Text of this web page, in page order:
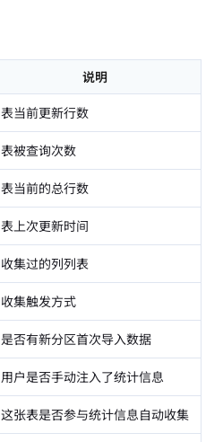
说明
表当前更新行数
表被查询次数
表当前的总行数
表上次更新时间
收集过的列列表
收集触发方式
是否有新分区首次导入数据
用户是否手动注入了统计信息
这张表是否参与统计信息自动收集